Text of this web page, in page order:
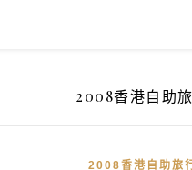
2008香港自助
2008香港自助旅